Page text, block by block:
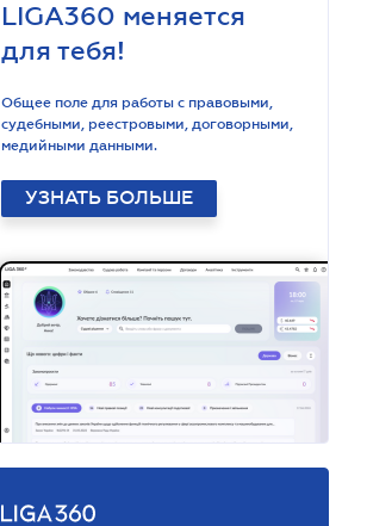
LIGA360 меняется
для тебя!
Общее поле для работы с правовыми,
судебными, реестровыми, договорными,
медийными данными.
УЗНАТЬ БОЛЬШЕ